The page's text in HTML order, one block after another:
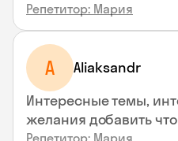
Репетитор: Мария
A Aliaksandr
Интересные темы,
желания добавить
Репетитор: Мария